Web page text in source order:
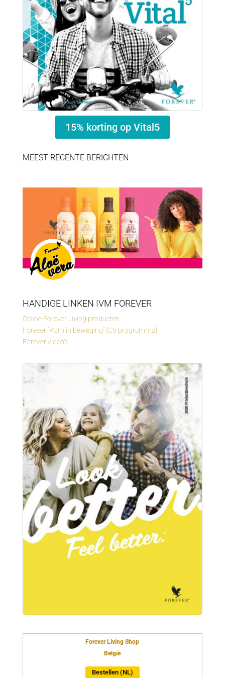
15% korting op Vital5
MEEST RECENTE BERICHTEN
HANDIGE LINKEN IVM FOREVER
Online Forever Living producten
Forever “Kom in beweging” (C9 programma)
Forever video’s
Forever Living Shop
België
Bestellen (NL)